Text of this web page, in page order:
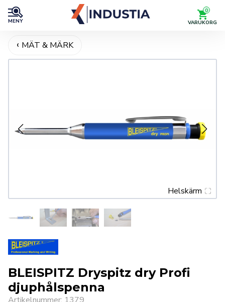
MENY
0
VARUKORG
MÄT & MÄRK
Helskärm
BLEISPITZ Dryspitz dry Profi
djuphålspenna